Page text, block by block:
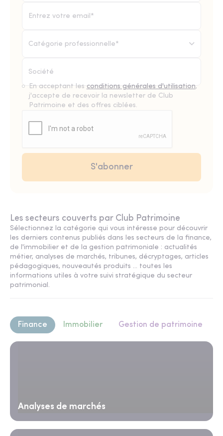
Catégorie professionnelle*
En acceptant les conditions générales d'utilisation,
j'accepte de recevoir la newsletter de Club
Patrimoine et des offres ciblées.
Les secteurs couverts par Club Patrimoine
Sélectionnez la catégorie qui vous intéresse pour découvrir
les derniers contenus publiés dans les secteurs de la finance,
de l'immobilier et de la gestion patrimoniale : actualités
métier, analyses de marchés, tribunes, décryptages, articles
pédagogiques, nouveautés produits ... toutes les
informations utiles à votre suivi stratégique du secteur
patrimonial.
Finance Immobilier Gestion de patrimoine
Analyses de marchés